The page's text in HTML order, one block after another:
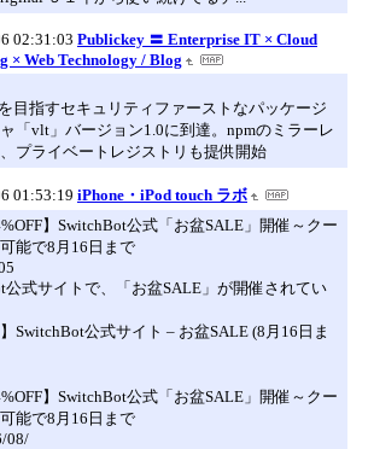
02:31:03 Publickey 〓 Enterprise IT × Cloud
× Web Technology / Blog
目指すセキュリティファーストなパッケージ
「vlt」バージョン1.0に到達。npmのミラーレ
プライベートレジストリも提供開始
01:53:19 iPhone・iPod touch ラボ
】SwitchBot公式「お盆SALE」開催～クー
能で8月16日まで
公式サイトで、「お盆SALE」が開催されてい
】SwitchBot公式サイト – お盆SALE (8月16日ま
】SwitchBot公式「お盆SALE」開催～クー
能で8月16日まで
08/